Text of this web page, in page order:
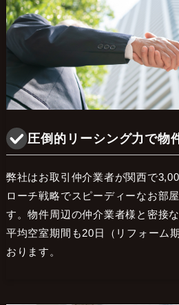
圧倒的リーシング力で物
弊社はお取引仲介業者が関西で
ローチ戦略でスピーディーなお部
す。物件周辺の仲介業者様と密接
平均空室期間も20日（リフォーム
おります。